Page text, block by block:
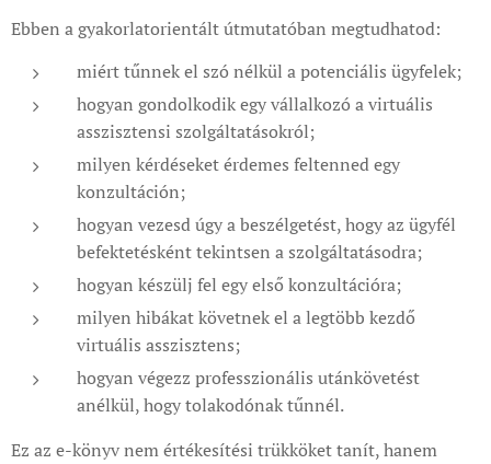
Ebben a gyakorlatorientált útmutatóban megtudhatod:
miért tűnnek el szó nélkül a potenciális ügyfelek;
hogyan gondolkodik egy vállalkozó a virtuális
asszisztensi szolgáltatásokról;
milyen kérdéseket érdemes feltenned egy
konzultáción;
hogyan vezesd úgy a beszélgetést, hogy az ügyfél
befektetésként tekintsen a szolgáltatásodra;
hogyan készülj fel egy első konzultációra;
milyen hibákat követnek el a legtöbb kezdő
virtuális asszisztens;
hogyan végezz professzionális utánkövetést
anélkül, hogy tolakodónak tűnnél.
Ez az e-könyv nem értékesítési trükköket tanít, hanem